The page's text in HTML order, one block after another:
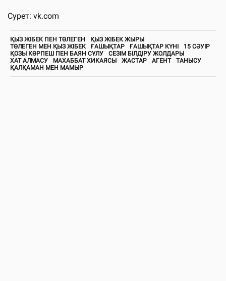
Сурет: vk.com
ҚЫЗ ЖІБЕК ПЕН ТӨЛЕГЕН
ҚЫЗ ЖІБЕК ЖЫРЫ
ТӨЛЕГЕН МЕН ҚЫЗ ЖІБЕК
ҒАШЫҚТАР ҒАШЫҚТАР КҮНІ
15 СӘУІР
ҚОЗЫ КӨРПЕШ ПЕН БАЯН СҰЛУ
СЕЗІМ БІЛДІРУ ЖОЛДАРЫ
ХАТ АЛМАСУ
МАХАББАТ ХИКАЯСЫ ЖАСТАР АГЕНТ
ТАНЫСУ
ҚАЛҚАМАН МЕН МАМЫР